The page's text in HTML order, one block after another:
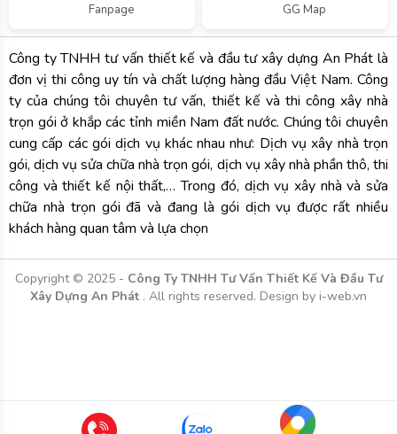
Công ty TNHH tư vấn thiết kế và đầu tư xây dựng An Phát là
đơn vị thi công uy tín và chất lượng hàng đầu Việt Nam. Công
ty của chúng tôi chuyên tư vấn, thiết kế và thi công xây nhà
trọn gói ở khắp các tỉnh miền Nam đất nước. Chúng tôi chuyên
cung cấp các gói dịch vụ khác nhau như: Dịch vụ xây nhà trọn
gói, dịch vụ sửa chữa nhà trọn gói, dịch vụ xây nhà phần thô, thi
công và thiết kế nội thất,… Trong đó, dịch vụ xây nhà và sửa
chữa nhà trọn gói đã và đang là gói dịch vụ được rất nhiều
khách hàng quan tâm và lựa chọn
Copyright © 2025 -Công Ty TNHH Tư Vấn Thiết Kế Và Đầu Tư